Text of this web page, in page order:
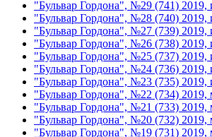
"Бульвар Гордона", №29 (741) 2019,
"Бульвар Гордона", №28 (740) 2019,
"Бульвар Гордона", №27 (739) 2019,
"Бульвар Гордона", №26 (738) 2019,
"Бульвар Гордона", №25 (737) 2019,
"Бульвар Гордона", №24 (736) 2019,
"Бульвар Гордона", №23 (735) 2019,
"Бульвар Гордона", №22 (734) 2019,
"Бульвар Гордона", №21 (733) 2019,
"Бульвар Гордона", №20 (732) 2019,
"Бульвар Гордона", №19 (731) 2019,